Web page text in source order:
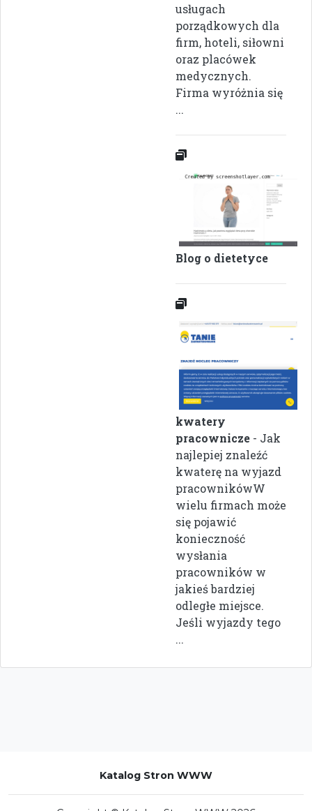
usługach
porządkowych dla
firm, hoteli, siłowni
oraz placówek
medycznych.
Firma wyróżnia się
...
Blog o dietetyce
kwatery
pracownicze - Jak
najlepiej znaleźć
kwaterę na wyjazd
pracownikówW
wielu firmach może
się pojawić
konieczność
wysłania
pracowników w
jakieś bardziej
odległe miejsce.
Jeśli wyjazdy tego
...
Katalog Stron WWW